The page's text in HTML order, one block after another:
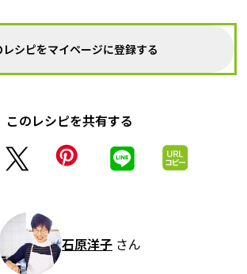
レシピをマイページに登録する
このレシピを共有する
石原洋子 さん